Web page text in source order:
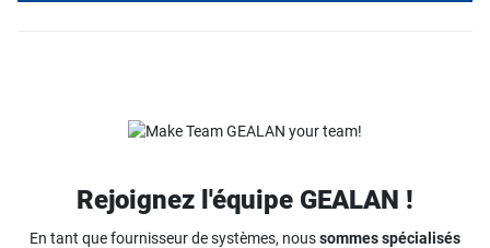
Rejoignez l'équipe GEALAN !
En tant que fournisseur de systèmes, noussommes spécialisés